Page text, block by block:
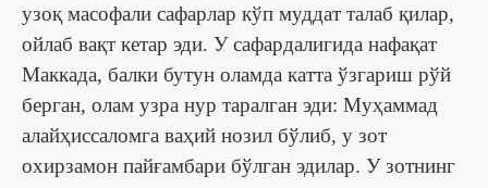
узоқ масофали сафарлар кўп муддат талаб қилар,
ойлаб вақт кетар эди. У сафардалигида нафақат
Маккада, балки бутун оламда катта ўзгариш рўй
берган, олам узра нур таралган эди: Муҳаммад
алайҳиссаломга ваҳий нозил бўлиб, у зот
охирзамон пайғамбари бўлган эдилар. У зотнинг